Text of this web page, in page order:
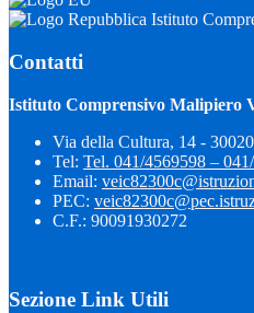
Istituto
Contatti
Istituto Comprensivo Malipiero
Via della Cultura, 14 -
Tel: Tel. 041/4569598 –
Email:
PEC:
C.F.: 90091930272
Sezione Link Utili